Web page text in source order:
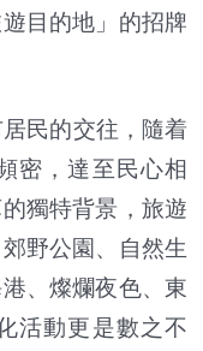
目的地」的招牌
民的交往，隨着
密，達至民心相
獨特背景，旅遊
野公園、自然生
、燦爛夜色、東
活動更是數之不